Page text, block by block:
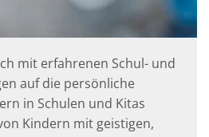
mit erfahrenen Schul- und
auf die persönliche
in Schulen und Kitas
Kindern mit geistigen,